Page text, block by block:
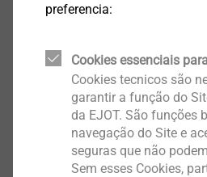
Exibir
preferencia:
Cookies essenciais
Cookies tecnicos são
garantir a função do
da EJOT. São funções
navegação do Site e
seguras que não
Sem esses Cookies,